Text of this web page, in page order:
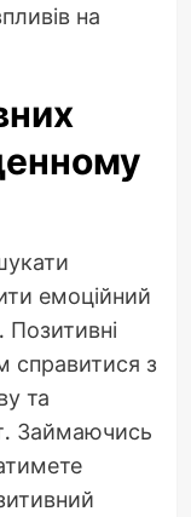
на
емоційний
Позитивні
справитися з
та
Займаючись